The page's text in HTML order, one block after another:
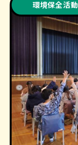
環境保全活動